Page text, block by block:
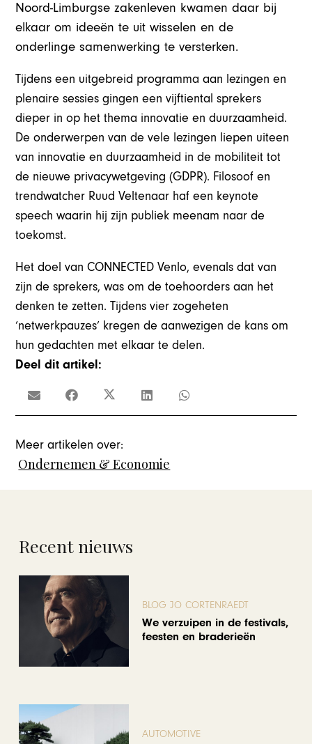
Noord-Limburgse zakenleven kwamen daar bij
elkaar om ideeën te uit wisselen en de
onderlinge samenwerking te versterken.
Tijdens een uitgebreid programma aan lezingen en
plenaire sessies gingen een vijftiental sprekers
dieper in op het thema innovatie en duurzaamheid.
De onderwerpen van de vele lezingen liepen uiteen
van innovatie en duurzaamheid in de mobiliteit tot
de nieuwe privacywetgeving (GDPR). Filosoof en
trendwatcher Ruud Veltenaar haf een keynote
speech waarin hij zijn publiek meenam naar de
toekomst.
Het doel van CONNECTED Venlo, evenals dat van
zijn de sprekers, was om de toehoorders aan het
denken te zetten. Tijdens vier zogeheten
‘netwerkpauzes’ kregen de aanwezigen de kans om
hun gedachten met elkaar te delen.
Deel dit artikel:
Meer artikelen over:
Ondernemen & Economie
Recent nieuws
BLOG JO CORTENRAEDT
We verzuipen in de festivals,
feesten en braderieën
AUTOMOTIVE